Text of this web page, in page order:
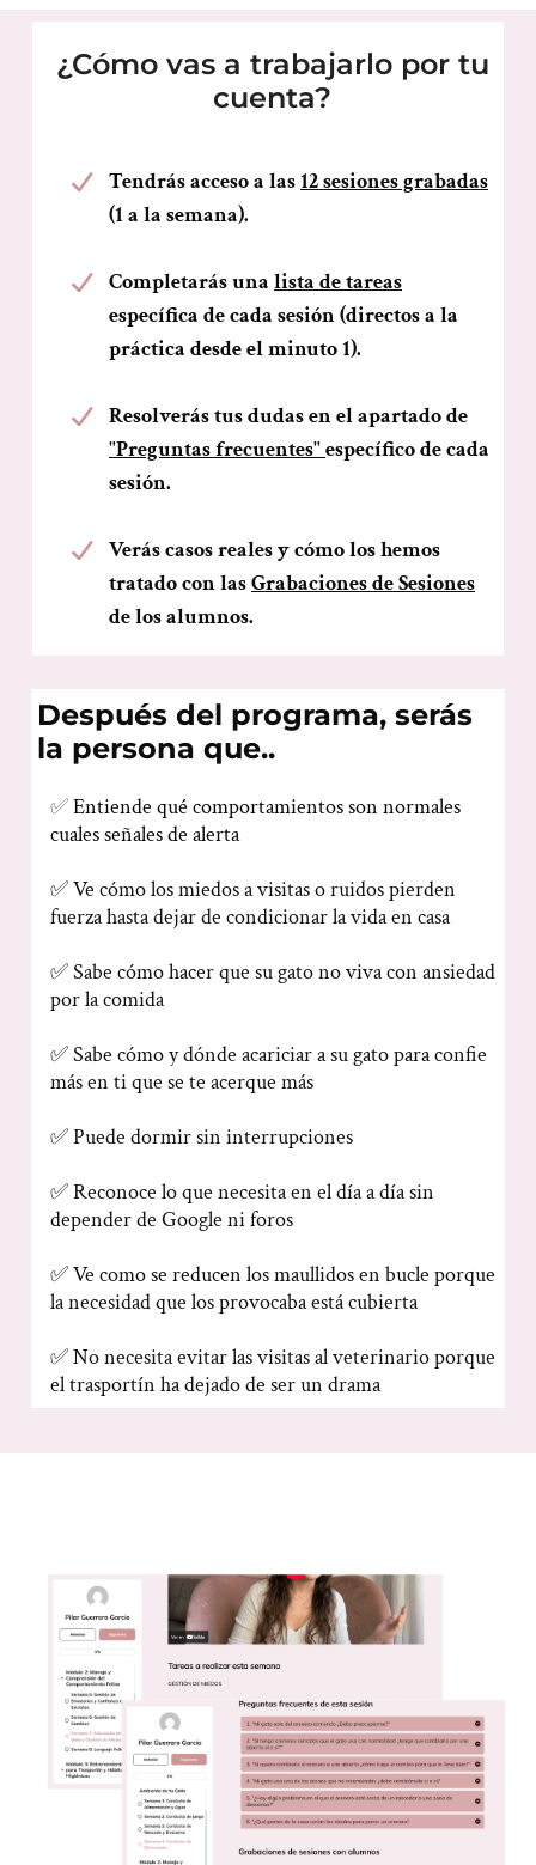
¿Cómo vas a trabajarlo por tu
cuenta?
Tendrás acceso a las12 sesiones grabadas
(1 a la semana).
Completarás una lista de tareas
específica de cada sesión (directos a la
práctica desde el minuto 1).
Resolverás tus dudas en el apartado de
"Preguntas frecuentes"específico de cada
sesión.
Verás casos reales y cómo los hemos
tratado con lasGrabaciones de Sesiones
de los alumnos.
Después del programa, serás
la persona que..
✅Entiende qué comportamientos son normales
cuales señales de alerta
✅ Ve cómo los miedos a visitas o ruidos pierden
fuerza hasta dejar de condicionar la vida en casa
✅ Sabe cómo hacer que su gato no viva con ansiedad
por la comida
✅ Sabe cómo y dónde acariciar a su gato para confie
más en ti que se te acerque más
✅ Puede dormir sin interrupciones
✅ Reconoce lo que necesita en el día a día sin
depender de Google ni foros
✅ Ve como se reducen los maullidos en bucle porque
la necesidad que los provocaba está cubierta
✅ No necesita evitar las visitas al veterinario porque
el trasportín ha dejado de ser un drama